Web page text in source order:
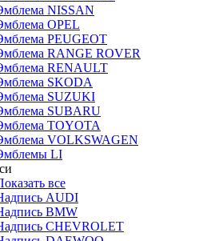
NISSAN
OPEL
PEUGEOT
RANGE ROVER
RENAULT
SKODA
SUZUKI
SUBARU
TOYOTA
VOLKSWAGEN
LI
все
AUDI
BMW
CHEVROLET